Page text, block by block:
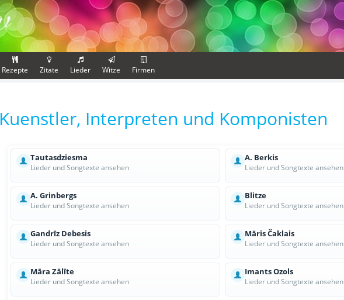
Rezepte Zitate Lieder Witze Firmen
Kuenstler, Interpreten und Komponisten
Tautasdziesma
Lieder und Songtexte ansehen
A. Berkis
Lieder und Songtexte ansehen
A. Grinbergs
Lieder und Songtexte ansehen
Blitze
Lieder und Songtexte ansehen
Gandrīz Debesis
Lieder und Songtexte ansehen
Māris Čaklais
Lieder und Songtexte ansehen
Māra Zālīte
Lieder und Songtexte ansehen
Imants Ozols
Lieder und Songtexte ansehen